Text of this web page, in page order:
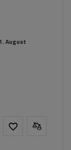
August